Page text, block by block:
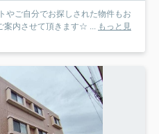
やご自分でお探しされた物件もお
案内させて頂きます☆ ...
もっと見